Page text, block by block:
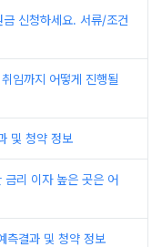
신청하세요. 서류/조건
임까지 어떻게 진행될
및 청약 정보
리 이자 높은 곳은 어
측결과 및 청약 정보